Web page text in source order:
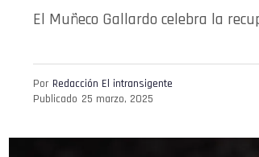
El Muñeco Gallardo celebra la
Por Redacción El intransigente
Publicado 25 marzo, 2025